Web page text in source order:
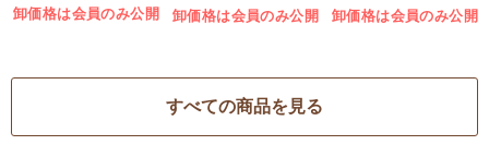
卸価格は会員のみ公開
(m)
卸価格は会員のみ公開
(m)
卸価格は会員のみ公開
すべての商品を見る